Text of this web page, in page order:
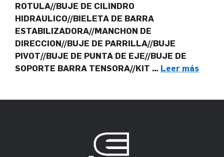
ROTULA//BUJE DE CILINDRO
HIDRAULICO//BIELETA DE BARRA
ESTABILIZADORA//MANCHON DE
DIRECCION//BUJE DE PARRILLA//BUJE
PIVOT//BUJE DE PUNTA DE EJE//BUJE DE
SOPORTE BARRA TENSORA//KIT … Leer más